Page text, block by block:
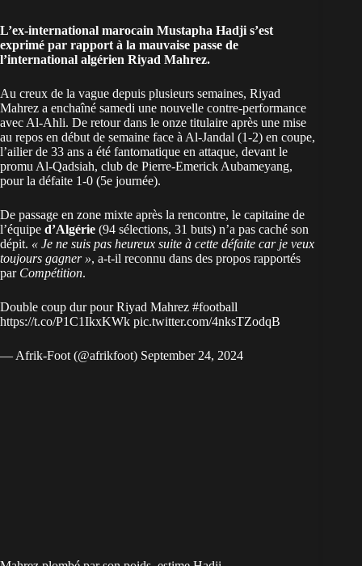
L’ex-international marocain Mustapha Hadji s’est
exprimé par rapport à la mauvaise passe de
l’international algérien Riyad Mahrez.
Au creux de la vague depuis plusieurs semaines, Riyad
Mahrez a enchaîné samedi une nouvelle contre-performance
avec Al-Ahli. De retour dans le onze titulaire après une mise
au repos en début de semaine face à Al-Jandal (1-2) en coupe,
l’ailier de 33 ans a été fantomatique en attaque, devant le
promu Al-Qadsiah, club de Pierre-Emerick Aubameyang,
pour la défaite 1-0 (5e journée).
De passage en zone mixte après la rencontre, le capitaine de
l’équipe d’Algérie (94 sélections, 31 buts) n’a pas caché son
dépit. « Je ne suis pas heureux suite à cette défaite car je veux
toujours gagner », a-t-il reconnu dans des propos rapportés
par Compétition.
Double coup dur pour Riyad Mahrez #football
https://t.co/P1C1IkxKWk pic.twitter.com/4nksTZodqB
— Afrik-Foot (@afrikfoot) September 24, 2024